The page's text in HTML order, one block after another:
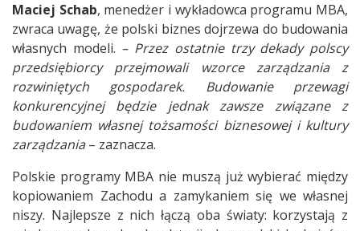
Maciej Schab, menedżer i wykładowca programu MBA,
zwraca uwagę, że polski biznes dojrzewa do budowania
własnych modeli. – Przez ostatnie trzy dekady polscy
przedsiębiorcy przejmowali wzorce zarządzania z
rozwiniętych gospodarek. Budowanie przewagi
konkurencyjnej będzie jednak zawsze związane z
budowaniem własnej tożsamości biznesowej i kultury
zarządzania– zaznacza.
Polskie programy MBA nie muszą już wybierać między
kopiowaniem Zachodu a zamykaniem się we własnej
niszy. Najlepsze z nich łączą oba światy: korzystają z